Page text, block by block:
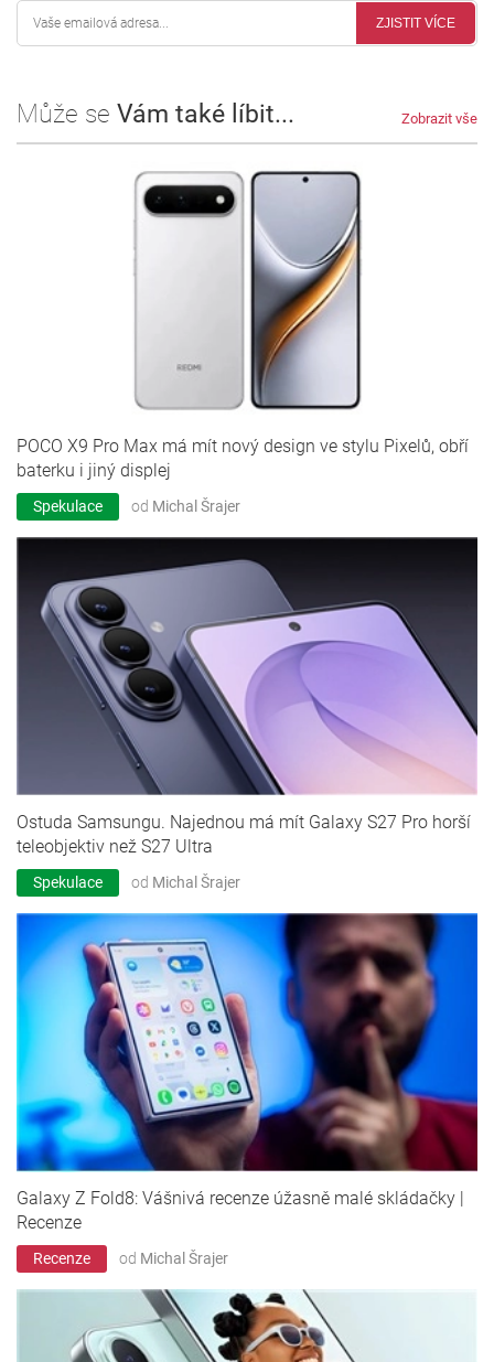
ZJISTIT VÍCE
Může se Vám také líbit... Zobrazit vše
POCO X9 Pro Max má mít nový design ve stylu Pixelů, obří
baterku i jiný displej
Spekulace od Michal Šrajer
Ostuda Samsungu. Najednou má mít Galaxy S27 Pro horší
teleobjektiv než S27 Ultra
Spekulace od Michal Šrajer
Galaxy Z Fold8: Vášnivá recenze úžasně malé skládačky |
Recenze
Recenze od Michal Šrajer